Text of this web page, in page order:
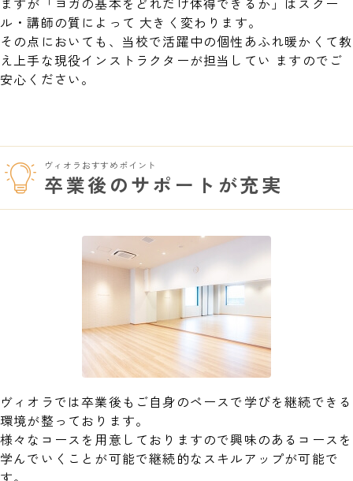
ル・講師の質によって 大きく変わります。
その点においても、当校で活躍中の個性あふれ暖かくて教
え上手な現役インストラクターが担当してい ますのでご
安心ください。
ヴィオラおすすめポイント
卒業後のサポートが充実
ヴィオラでは卒業後もご自身のペースで学びを継続できる
環境が整っております。
様々なコースを用意しておりますので興味のあるコースを
学んでいくことが可能で継続的なスキルアップが可能で